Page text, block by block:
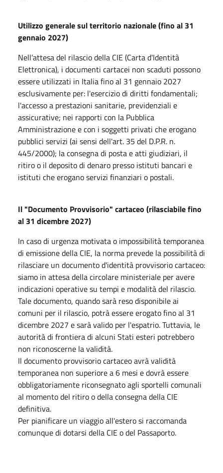
Utilizzo generale sul territorio nazionale (fino al 31
gennaio 2027)
Nell’attesa del rilascio della CIE (Carta d'Identità
Elettronica), i documenti cartacei non scaduti possono
essere utilizzati in Italia fino al 31 gennaio 2027
esclusivamente per: l'esercizio di diritti fondamentali;
l'accesso a prestazioni sanitarie, previdenziali e
assicurative; nei rapporti con la Pubblica
Amministrazione e con i soggetti privati che erogano
pubblici servizi (ai sensi dell'art. 35 del D.P.R. n.
445/2000); la consegna di posta e atti giudiziari, il
ritiro o il deposito di denaro presso istituti bancari e
istituti che erogano servizi finanziari o postali.
Il "Documento Provvisorio" cartaceo (rilasciabile fino
al 31 dicembre 2027)
In caso di urgenza motivata o impossibilità temporanea
di emissione della CIE, la norma prevede la possibilità di
rilasciare un documento d'identità provvisorio cartaceo:
siamo in attesa della circolare ministeriale per avere
indicazioni operative su tempi e modalità del rilascio.
Tale documento, quando sarà reso disponibile ai
comuni per il rilascio, potrà essere erogato fino al 31
dicembre 2027 e sarà valido per l'espatrio. Tuttavia, le
autorità di frontiera di alcuni Stati esteri potrebbero
non riconoscerne la validità.
Il documento provvisorio cartaceo avrà validità
temporanea non superiore a 6 mesi e dovrà essere
obbligatoriamente riconsegnato agli sportelli comunali
al momento del ritiro o della consegna della CIE
definitiva.
Per pianificare un viaggio all'estero si raccomanda
comunque di dotarsi della CIE o del Passaporto.